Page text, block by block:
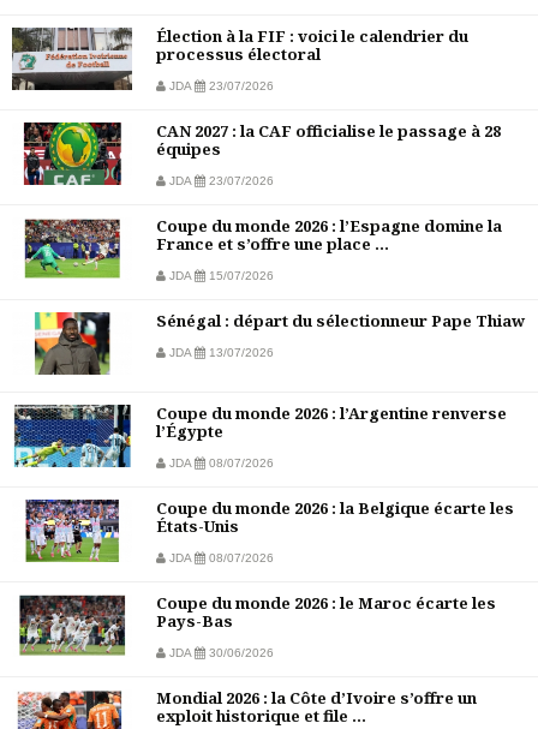
Élection à la FIF : voici le calendrier du
processus électoral
JDA 23/07/2026
CAN 2027 : la CAF officialise le passage à 28
équipes
JDA 23/07/2026
Coupe du monde 2026 : l’Espagne domine la
France et s’offre une place ...
JDA 15/07/2026
Sénégal : départ du sélectionneur Pape Thiaw
JDA 13/07/2026
Coupe du monde 2026 : l’Argentine renverse
l’Égypte
JDA 08/07/2026
Coupe du monde 2026 : la Belgique écarte les
États-Unis
JDA 08/07/2026
Coupe du monde 2026 : le Maroc écarte les
Pays-Bas
JDA 30/06/2026
Mondial 2026 : la Côte d’Ivoire s’offre un
exploit historique et file ...